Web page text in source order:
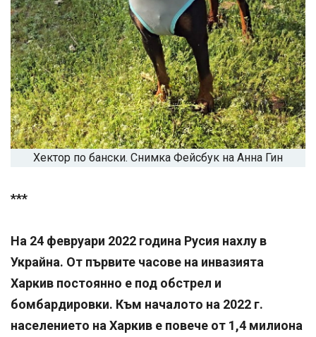
Хектор по бански. Снимка Фейсбук на Анна Гин
***
На 24 февруари 2022 година Русия нахлу в
Украйна. От първите часове на инвазията
Харкив постоянно е под обстрел и
бомбардировки. Към началото на 2022 г.
населението на Харкив е повече от 1,4 милиона